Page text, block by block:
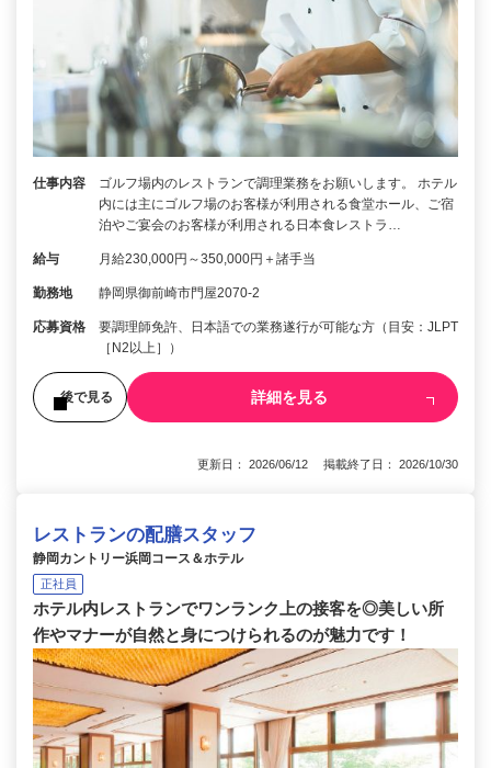
仕事内容
ゴルフ場内のレストランで調理業務をお願いします。 ホテル
内には主にゴルフ場のお客様が利用される食堂ホール、ご宿
泊やご宴会のお客様が利用される日本食レストラ…
給与 月給230,000円～350,000円＋諸手当
勤務地 静岡県御前崎市門屋2070-2
応募資格
要調理師免許、日本語での業務遂行が可能な方（目安：JLPT
［N2以上］）
後で見る 詳細を見る
更新日： 2026/06/12 掲載終了日： 2026/10/30
レストランの配膳スタッフ
静岡カントリー浜岡コース＆ホテル
正社員
ホテル内レストランでワンランク上の接客を◎美しい所
作やマナーが自然と身につけられるのが魅力です！